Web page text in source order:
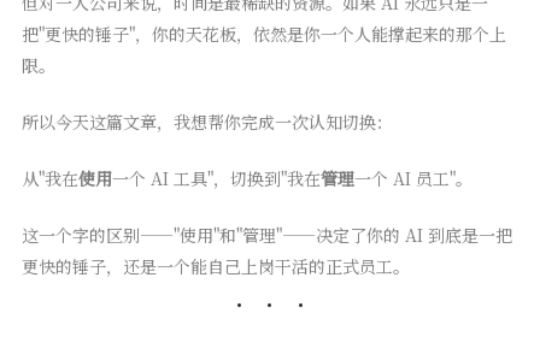
把"更快的锤子"，你的天花板，依然是你一个人能撑起来的那个上
限。
所以今天这篇文章，我想帮你完成一次认知切换：
从"我在使用一个 AI 工具"，切换到"我在管理一个 AI 员工"。
这一个字的区别——"使用"和"管理"——决定了你的 AI 到底是一把
更快的锤子，还是一个能自己上岗干活的正式员工。